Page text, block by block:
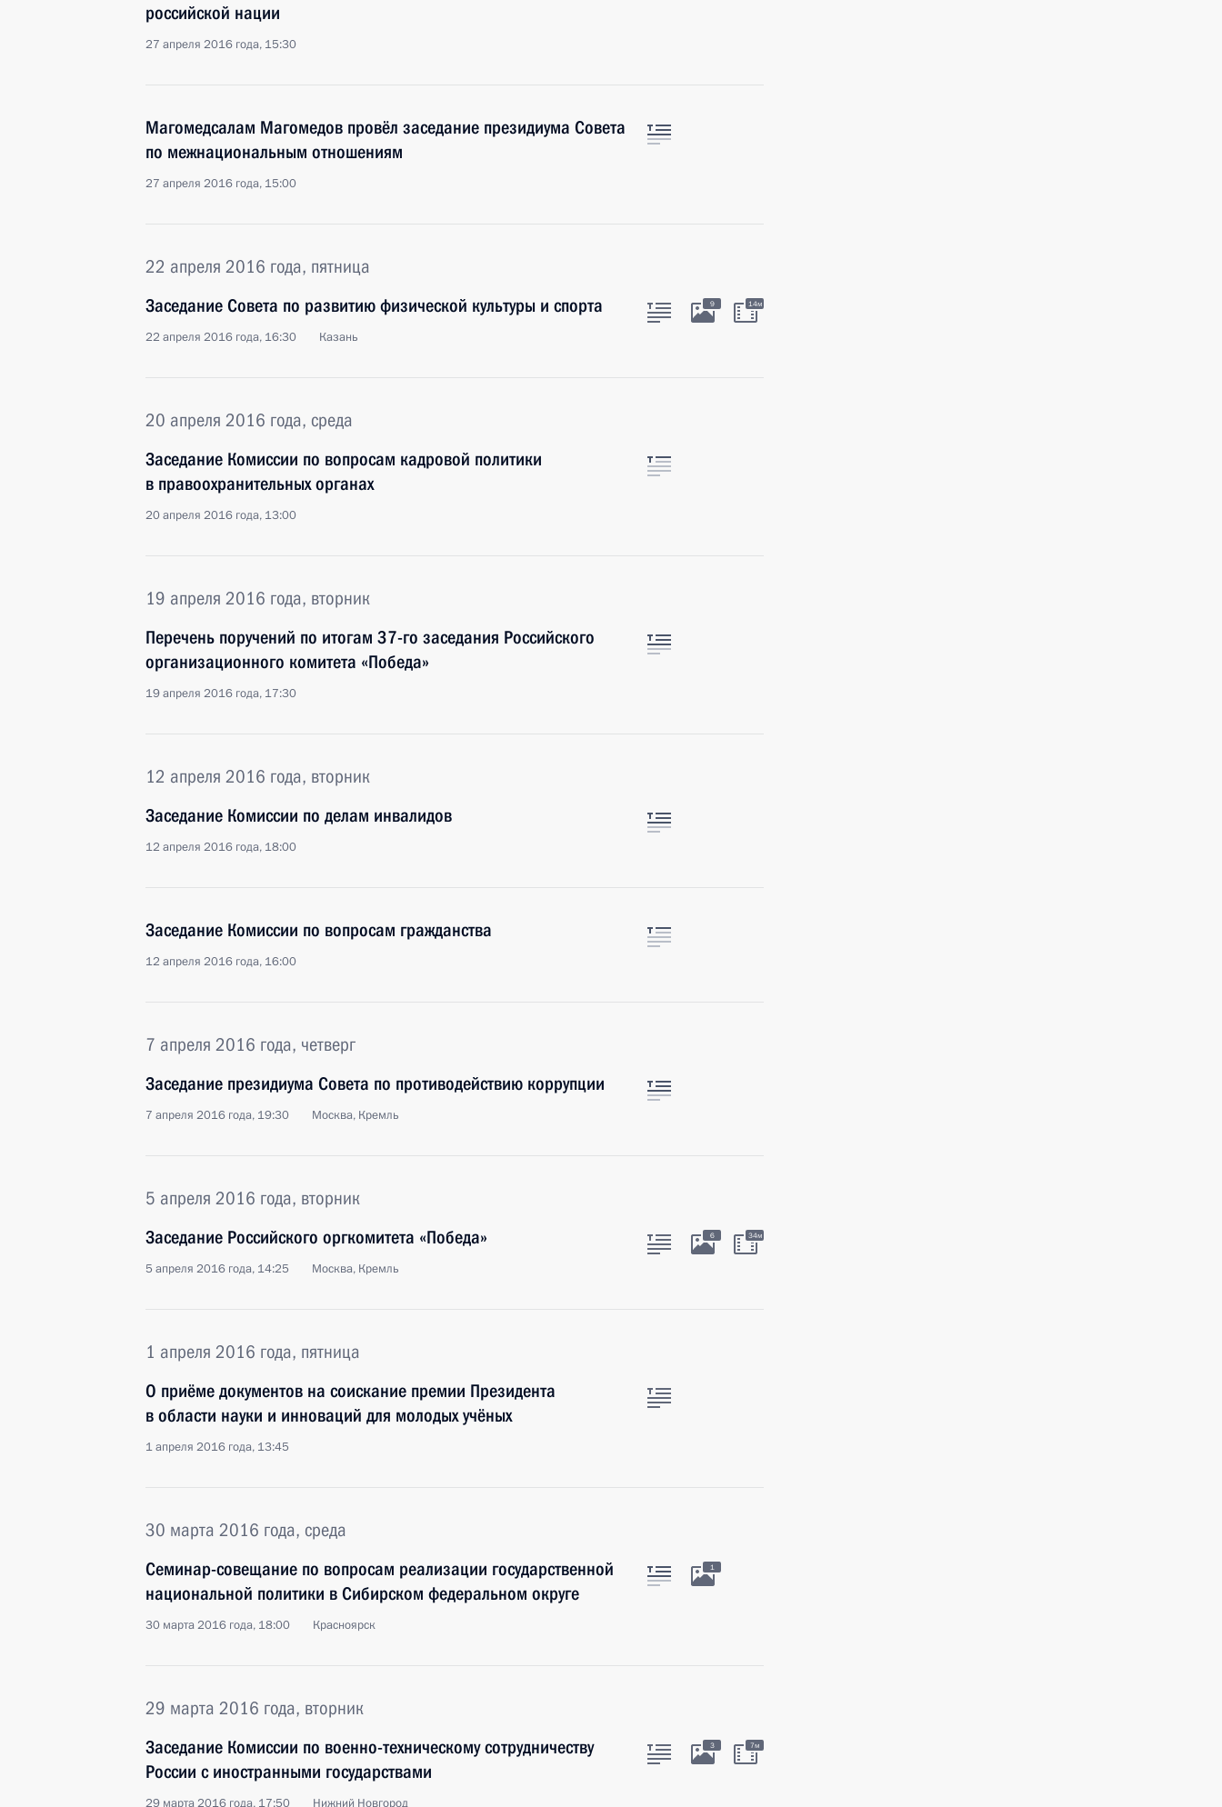
российской нации
27 апреля 2016 года, 15:30
Магомедсалам Магомедов провёл заседание президиума Совета
по межнациональным отношениям
27 апреля 2016 года, 15:00
22 апреля 2016 года, пятница
Заседание Совета по развитию физической культуры и спорта
22 апреля 2016 года, 16:30 Казань
9 14м
20 апреля 2016 года, среда
Заседание Комиссии по вопросам кадровой политики
в правоохранительных органах
20 апреля 2016 года, 13:00
19 апреля 2016 года, вторник
Перечень поручений по итогам 37-го заседания Российского
организационного комитета «Победа»
19 апреля 2016 года, 17:30
12 апреля 2016 года, вторник
Заседание Комиссии по делам инвалидов
12 апреля 2016 года, 18:00
Заседание Комиссии по вопросам гражданства
12 апреля 2016 года, 16:00
7 апреля 2016 года, четверг
Заседание президиума Совета по противодействию коррупции
7 апреля 2016 года, 19:30 Москва, Кремль
5 апреля 2016 года, вторник
Заседание Российского оргкомитета «Победа»
5 апреля 2016 года, 14:25 Москва, Кремль
6 34м
1 апреля 2016 года, пятница
О приёме документов на соискание премии Президента
в области науки и инноваций для молодых учёных
1 апреля 2016 года, 13:45
30 марта 2016 года, среда
Семинар-совещание по вопросам реализации государственной
национальной политики в Сибирском федеральном округе
30 марта 2016 года, 18:00 Красноярск
1
29 марта 2016 года, вторник
Заседание Комиссии по военно-техническому сотрудничеству
России с иностранными государствами
29 марта 2016 года, 17:50 Нижний Новгород
3 7м